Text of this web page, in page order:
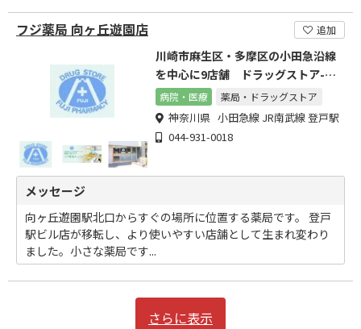
フジ薬局 向ヶ丘遊園店 追加
川崎市麻生区・多摩区の小田急沿線
を中心に9店舗 ドラッグストア-フ
ジ薬局チェーン
病院・医療 薬局・ドラッグストア
神奈川県 小田急線 JR南武線 登戸駅
044-931-0018
メッセージ
向ヶ丘遊園駅北口からすぐの場所に位置する薬局です。 登戸
駅ビル店が移転し、より使いやすい店舗として生まれ変わり
ました。小さな薬局です...
さらに表示